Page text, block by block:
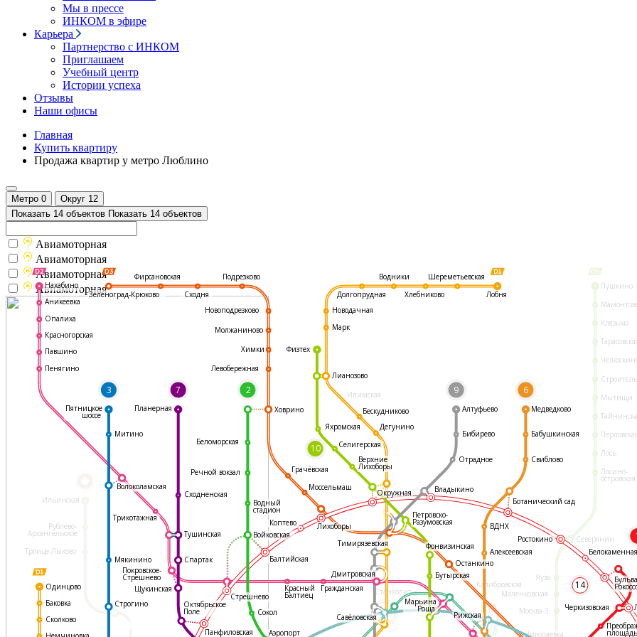
Мы в прессе
ИНКОМ в эфире
Карьера
Партнерство с ИНКОМ
Приглашаем
Учебный центр
Истории успеха
Отзывы
Наши офисы
Главная
Купить квартиру
Продажа квартир у метро Люблино
Метро 0 Округ 12
Показать 14 объектов Показать 14 объектов
Илимская
Пушкино
Клязьма
Мытищи
Лось
Лосино-
островская
Северянин
Яуза
Маленковская
Москва-3
Николаевка
Ильинская
Рублево-
Архангельское
Троице-Лыково
Калибровская
Станколит
3 7
14
2 9 6
10
Фирсановская
Сходня
Подрезково
Новоподрезково
Молжаниново
Химки
Левобережная
Ховрино
Грачёвская
Моссельмаш
Останкино
Медведково
Бабушкинская
Свиблово
ВДНХ
Алексеевская
Рижская
Аэропорт
Сокол
Красный
Балтиец
Гражданская
Дмитровская
Коптево Лихоборы
Балтийская
Войковская
Водный
стадион
Сходненская
Трикотажная
Волоколамская
Тушинская
Мякинино
Строгино
Митино
Нахабино
Аникеевка
Опалиха
Красногорская
Павшино
Пенягино
Одинцово
Баковка
Сколково
Пятницкое
шоссе
Планерная
Спартак
Стрешнево
Щукинская
Октябрьское
Поле
Панфиловская
Окружная
Дегунино
Бескудниково
Верхние
Лихоборы
Селигерская
Физтех
Яхромская
Марк
Лианозово
Новодачная
Речной вокзал
Беломорская
Долгопрудная
Водники
Хлебниково
Шереметьевская
Лобня
Тимирязевская
Марьина
Роща
Савёловская
Фонвизинская
Бутырская
Петровско-
Разумовская
Покровское-
Стрешнево
Бибирево
Отрадное
Владыкино
Ботанический сад
Алтуфьево
Ростокино
Черкизовская
площадь
Зеленоград-Крюково
Авиамоторная
Авиамоторная
Авиамоторная
Авиамоторная